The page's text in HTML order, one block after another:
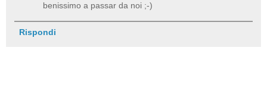
benissimo a passar da noi ;-)
Rispondi